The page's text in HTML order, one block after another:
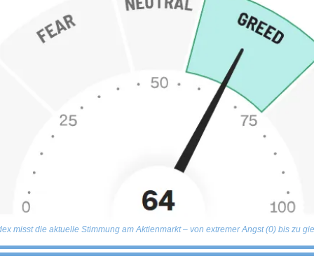
misst die aktuelle Stimmung am Aktienmarkt – von extremer Angst (0) bis zu